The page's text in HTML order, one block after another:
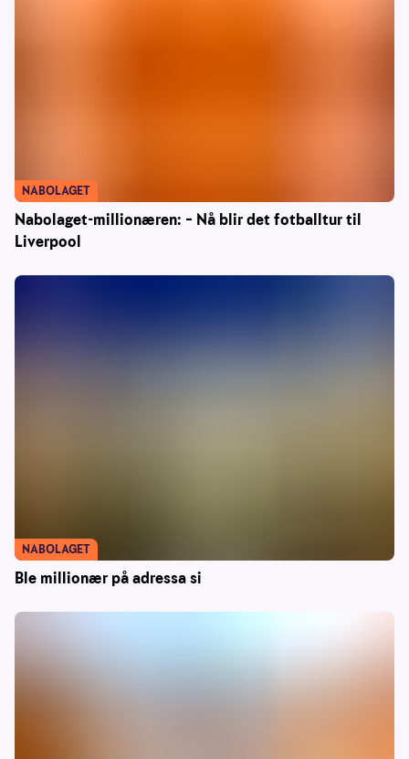
Nabolaget-millionæren: – Nå blir det fotballtur til
Liverpool
NABOLAGET
Ble millionær på adressa si
NABOLAGET